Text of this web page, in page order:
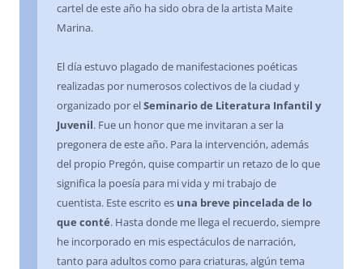
cartel de este año ha sido obra de la artista Maite
Marina.
El día estuvo plagado de manifestaciones poéticas
realizadas por numerosos colectivos de la ciudad y
organizado por elSeminario de Literatura Infantil y
Juvenil. Fue un honor que me invitaran a ser la
pregonera de este año. Para la intervención, además
del propio Pregón, quise compartir un retazo de lo que
significa la poesía para mi vida y mi trabajo de
cuentista. Este escrito es una breve pincelada de lo
que conté. Hasta donde me llega el recuerdo, siempre
he incorporado en mis espectáculos de narración,
tanto para adultos como para criaturas, algún tema